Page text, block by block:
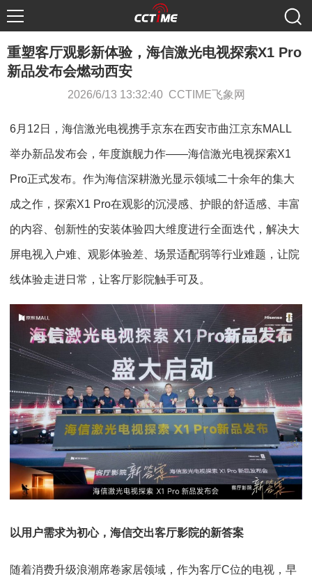
重塑客厅观影新体验，海信激光电视探索X1 Pro
新品发布会燃动西安
2026/6/13 13:32:40 CCTIME飞象网
6月12日，海信激光电视携手京东在西安市曲江京东MALL
举办新品发布会，年度旗舰力作——海信激光电视探索X1
Pro正式发布。作为海信深耕激光显示领域二十余年的集大
成之作，探索X1 Pro在观影的沉浸感、护眼的舒适感、丰富
的内容、创新性的安装体验四大维度进行全面迭代，解决大
屏电视入户难、观影体验差、场景适配弱等行业难题，让院
线体验走进日常，让客厅影院触手可及。
以用户需求为初心，海信交出客厅影院的新答案
随着消费升级浪潮席卷家居领域，作为客厅C位的电视，早